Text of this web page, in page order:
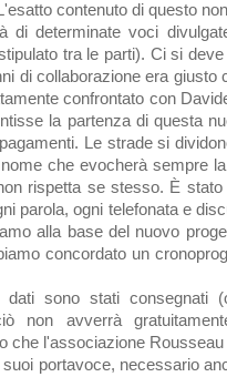
L'esatto contenuto di questo
là di determinate voci
tra le parti). Ci si
di collaborazione era giusto
confrontato con
la partenza di questa
Le strade si
che evocherà sempre
rispetta se stesso. È stato
parola, ogni telefonata e
alla base del nuovo
concordato un
sono stati consegnati
non avverrà
che l'associazione
portavoce, necessario